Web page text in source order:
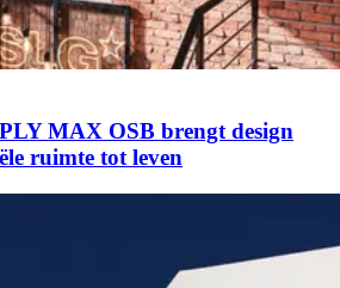
MAX OSB brengt design
ruimte tot leven